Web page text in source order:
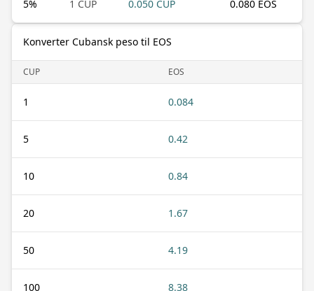
5% 1 CUP 0.050 CUP 0.080 EOS
Konverter Cubansk peso til EOS
CUP EOS
1 0.084
5 0.42
10 0.84
20 1.67
50 4.19
100 8.38